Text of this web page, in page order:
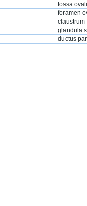
fossa
foramen
claustrum
glandula
duсtus